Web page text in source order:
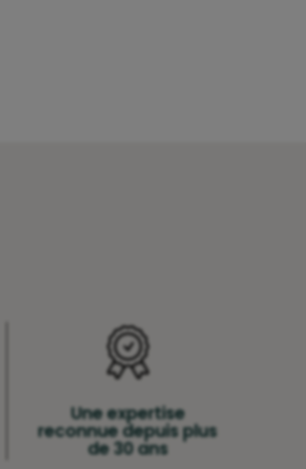
Une expertise
reconnue depuis plus
de 30 ans